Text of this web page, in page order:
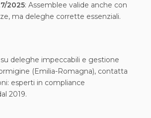
2025: Assemblee valide anche con
ma deleghe corrette essenziali.
deleghe impeccabili e gestione
(Emilia-Romagna), contatta
esperti in compliance
2019.